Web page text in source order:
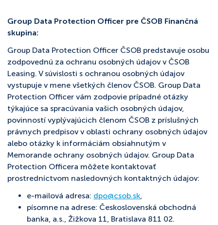
Group Data Protection Officer pre ČSOB Finančná
skupina:
Group Data Protection Officer ČSOB predstavuje osobu
zodpovednú za ochranu osobných údajov v ČSOB
Leasing. V súvislosti s ochranou osobných údajov
vystupuje v mene všetkých členov ČSOB. Group Data
Protection Officer vám zodpovie prípadné otázky
týkajúce sa spracúvania vašich osobných údajov,
povinností vyplývajúcich členom ČSOB z príslušných
právnych predpisov v oblasti ochrany osobných údajov
alebo otázky k informáciám obsiahnutým v
Memorande ochrany osobných údajov. Group Data
Protection Officera môžete kontaktovať
prostredníctvom nasledovných kontaktných údajov:
e-mailová adresa: dpo@csob.sk,
písomne na adrese: Československá obchodná
banka, a.s., Žižkova 11, Bratislava 811 02.